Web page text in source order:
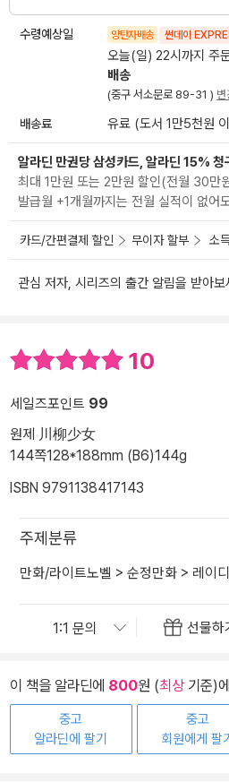
수령예상일 양탄자배송 썬데이
오늘(일) 22시까지 주
배송
(중구 서소문로 89-31 ) 변
배송료 유료 (도서 1만5천원
알라딘 만권당 삼성카드, 알라딘 15% 청
최대 1만원 또는 2만원 할인(전월 30만
발급월 +1개월까지는 전월 실적이 없어
카드/간편결제 할인 무이자 할부 소
관심 저자, 시리즈의 출간 알림을 받아보
10
세일즈포인트 99
원제 川柳少女
144쪽128*188mm (B6)144g
ISBN 9791138417143
주제분류
만화/라이트노벨 > 순정만화 > 레이
선물하
이 책을 알라딘에 800원 (최상기준)
중고
알라딘에 팔기
중고
회원에게 팔기